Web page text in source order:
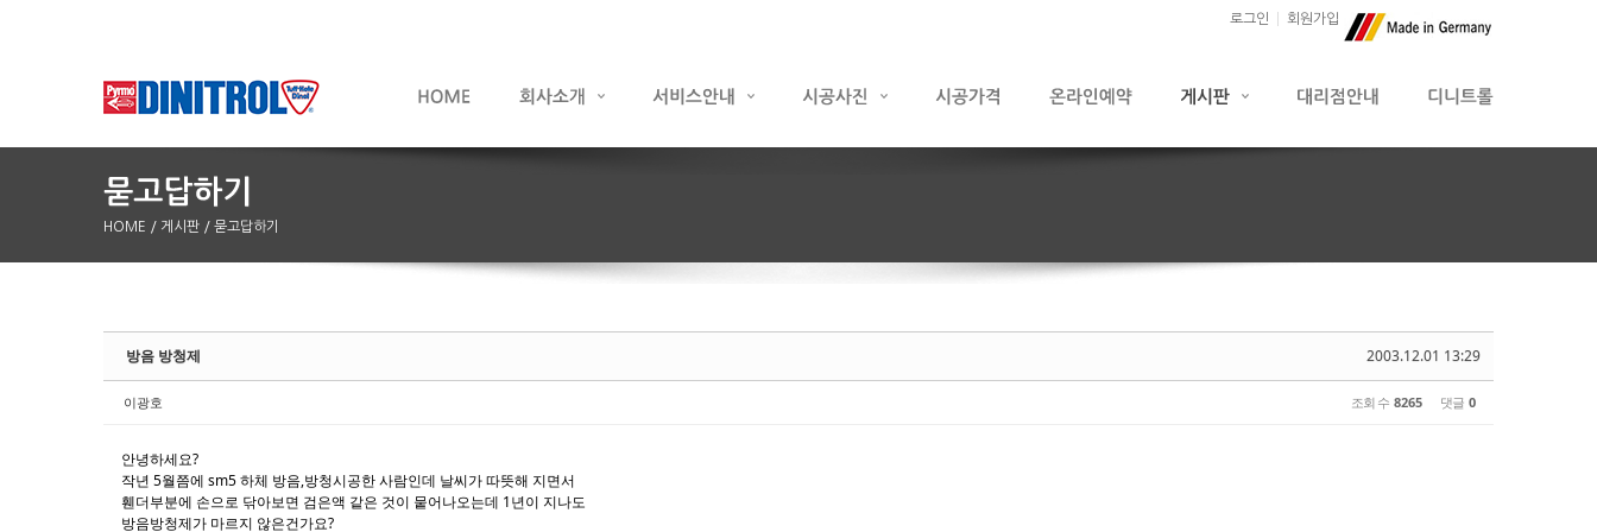
로그인 회원가입
HOME / 게시판 / 묻고답하기
2003.12.01 13:29
방음 방청제
이광호 조회 수 8265 댓글 0
안녕하세요?
작년 5월쯤에 sm5 하체 방음,방청시공한 사람인데 날씨가 따뜻해 지면서
휀더부분에 손으로 닦아보면 검은액 같은 것이 뭍어나오는데 1년이 지나도
방음방청제가 마르지 않은건가요?
Sketchbook5, 스케치북5
Sketchbook5, 스케치북5